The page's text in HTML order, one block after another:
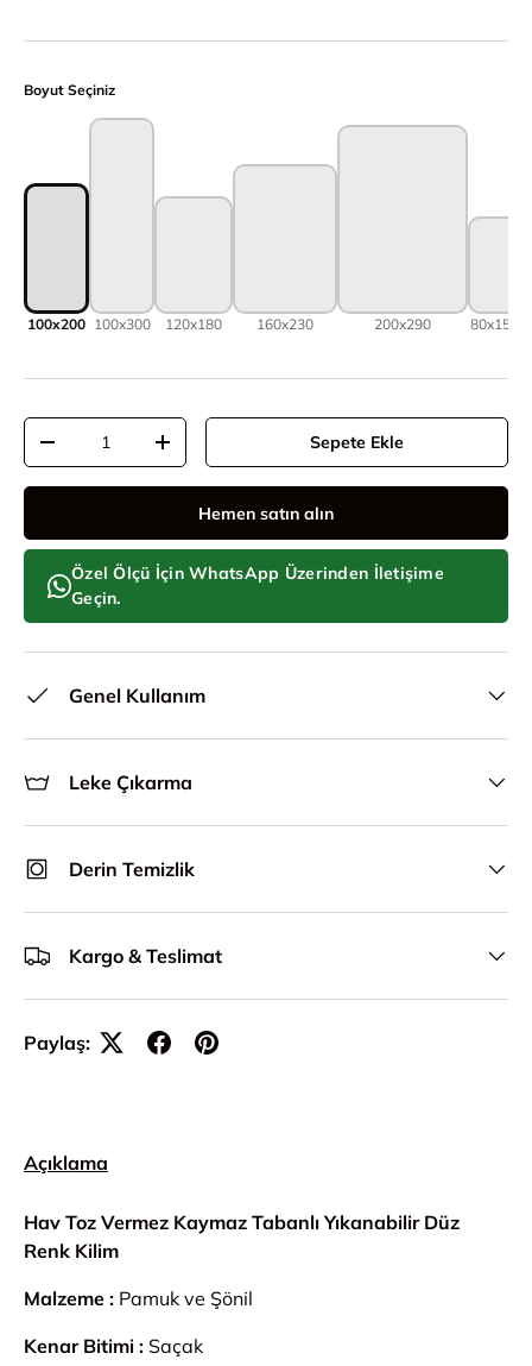
Boyut Seçiniz
100x200 100x300 120x180 160x230 200x290 80x150
Adet
Adeti azalt
Adeti artır Sepete Ekle
Hemen satın alın
Özel Ölçü İçin WhatsApp Üzerinden İletişime
Geçin.
Genel Kullanım
Leke Çıkarma
Derin Temizlik
Kargo & Teslimat
Paylaş:
Açıklama
Hav Toz Vermez Kaymaz Tabanlı Yıkanabilir Düz
Renk Kilim
Malzeme : Pamuk ve Şönil
Kenar Bitimi : Saçak